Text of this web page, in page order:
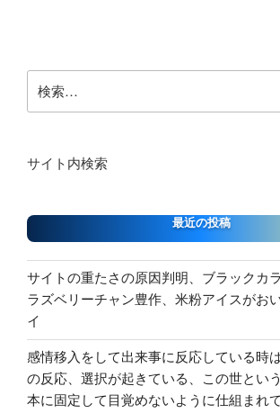
索:
サイト内検索
最近の投稿
サイトの重たさの原因判明、ブラックカ
ラズベリーチャン豊作、米粉アイスがお
イ
感情移入をして出来事に反応している時
の反応、選択が起きている、この世とい
本に固定して目覚めないように仕組まれ